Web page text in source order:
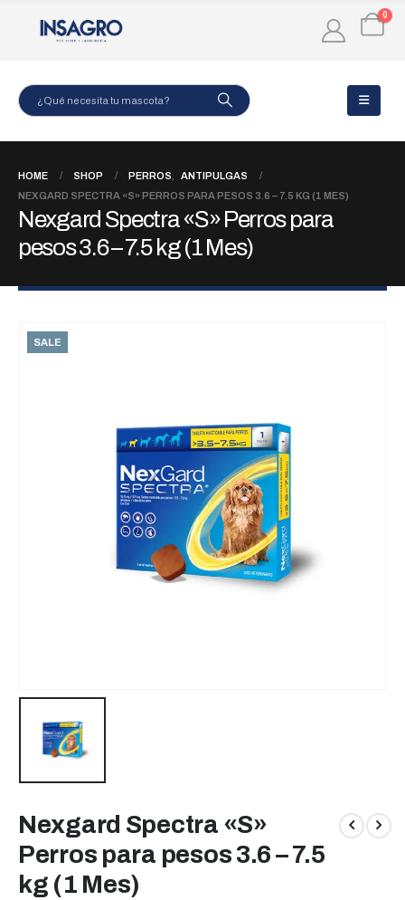
0
HOME SHOP PERROS
ANTIPULGAS
NEXGARD SPECTRA «S» PERROS PARA PESOS 3.6 – 7.5 KG (1 MES)
Nexgard Spectra «S» Perros para
pesos 3.6 – 7.5 kg (1 Mes)
SALE
Nexgard Spectra «S»
Perros para pesos 3.6 – 7.5
kg (1 Mes)